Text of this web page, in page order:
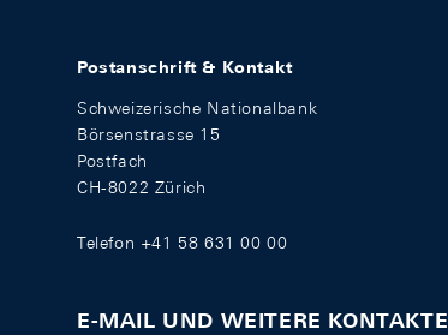
Postanschrift & Kontakt
Schweizerische Nationalbank
Börsenstrasse 15
Postfach
CH-8022 Zürich
Telefon +41 58 631 00 00
E-MAIL UND WEITERE KONTAKTE